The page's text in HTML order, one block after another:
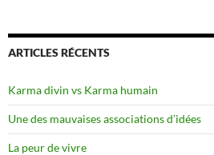
ARTICLES RÉCENTS
Karma divin vs Karma humain
Une des mauvaises associations d’idées
La peur de vivre